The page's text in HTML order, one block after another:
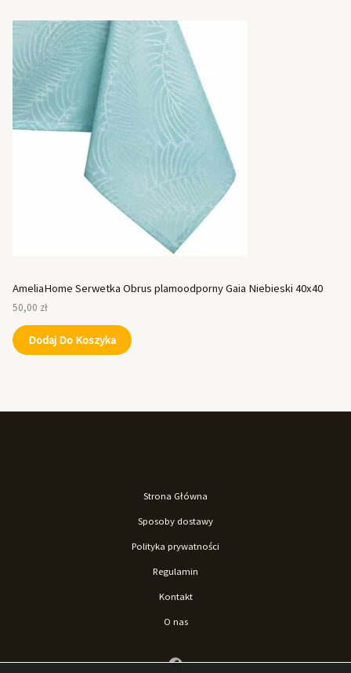
AmeliaHome Serwetka Obrus plamoodporny Gaia Niebieski 40x40
50,00 zł
Dodaj Do Koszyka
Strona Główna
Sposoby dostawy
Polityka prywatności
Regulamin
Kontakt
O nas